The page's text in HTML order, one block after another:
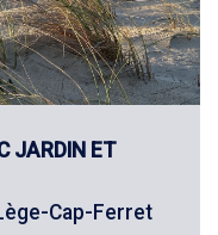
JARDIN ET
Cap-Ferret